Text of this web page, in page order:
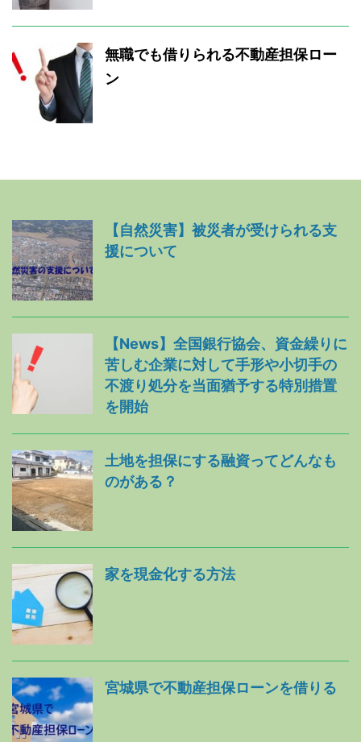
無職でも借りられる不動産担保ロー
ン
【自然災害】被災者が受けられる支
援について
【News】全国銀行協会、資金繰りに
苦しむ企業に対して手形や小切手の
不渡り処分を当面猶予する特別措置
を開始
土地を担保にする融資ってどんなも
のがある？
家を現金化する方法
宮城県で不動産担保ローンを借りる